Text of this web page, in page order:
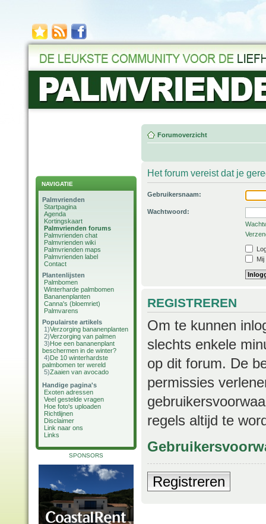
NAVIGATIE
Palmvrienden
Startpagina
Agenda
Kortingskaart
Palmvrienden forums
Palmvrienden chat
Palmvrienden wiki
Palmvrienden maps
Palmvrienden label
Contact
Plantenlijsten
Palmbomen
Winterharde palmbomen
Bananenplanten
Canna's (bloemriet)
Palmvarens
Populairste artikels
1)Verzorging bananenplanten
2)Verzorging van palmen
3)Hoe een bananenplant
beschermen in de winter?
4)De 10 winterhardste
palmbomen ter wereld
5)Zaaien van avocado
Handige pagina's
Exoten adressen
Veel gestelde vragen
Hoe foto's uploaden
Richtlijnen
Disclaimer
Link naar ons
Links
SPONSORS
Forumoverzicht
Het forum vereist dat je
Gebruikersnaam:
Wachtwoord:
REGISTREREN
Om te kunnen
slechts enkele
op dit forum. De
permissies
regels altijd te
Registreren